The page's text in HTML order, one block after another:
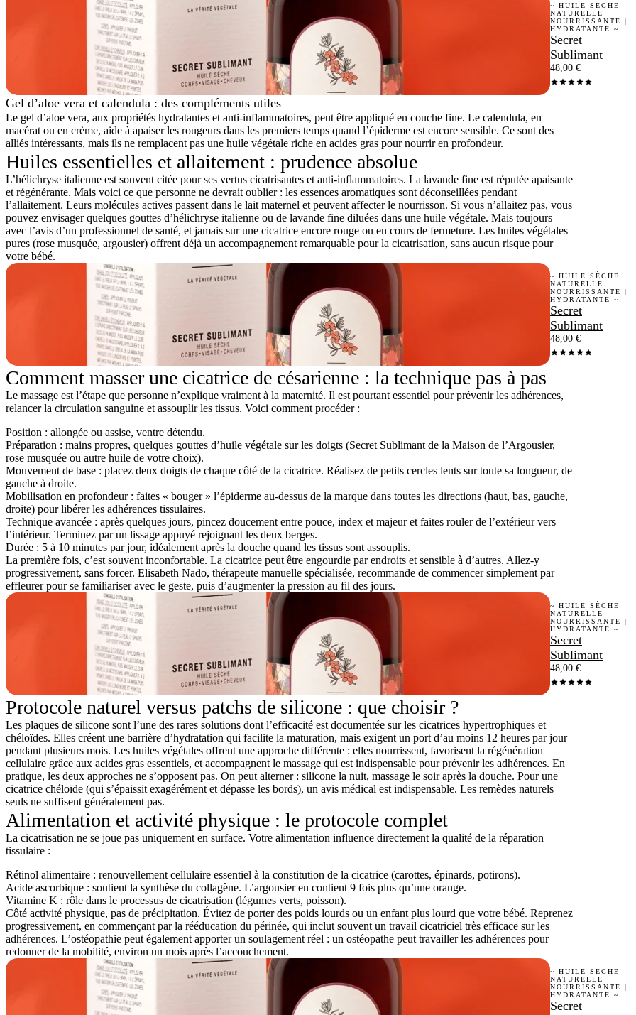
~ HUILE SÈCHE
NATURELLE
NOURRISSANTE |
HYDRATANTE ~
Secret
Sublimant
48,00 €
Gel d’aloe vera et calendula : des compléments utiles
Le gel d’aloe vera, aux propriétés hydratantes et anti-inflammatoires, peut être appliqué en couche fine. Le calendula, en
macérat ou en crème, aide à apaiser les rougeurs dans les premiers temps quand l’épiderme est encore sensible. Ce sont des
alliés intéressants, mais ils ne remplacent pas une huile végétale riche en acides gras pour nourrir en profondeur.
Huiles essentielles et allaitement : prudence absolue
L’hélichryse italienne est souvent citée pour ses vertus cicatrisantes et anti-inflammatoires. La lavande fine est réputée apaisante
et régénérante. Mais voici ce que personne ne devrait oublier : les essences aromatiques sont déconseillées pendant
l’allaitement. Leurs molécules actives passent dans le lait maternel et peuvent affecter le nourrisson. Si vous n’allaitez pas, vous
pouvez envisager quelques gouttes d’hélichryse italienne ou de lavande fine diluées dans une huile végétale. Mais toujours
avec l’avis d’un professionnel de santé, et jamais sur une cicatrice encore rouge ou en cours de fermeture. Les huiles végétales
pures (rose musquée, argousier) offrent déjà un accompagnement remarquable pour la cicatrisation, sans aucun risque pour
votre bébé.
~ HUILE SÈCHE
NATURELLE
NOURRISSANTE |
HYDRATANTE ~
Secret
Sublimant
48,00 €
Comment masser une cicatrice de césarienne : la technique pas à pas
Le massage est l’étape que personne n’explique vraiment à la maternité. Il est pourtant essentiel pour prévenir les adhérences,
relancer la circulation sanguine et assouplir les tissus. Voici comment procéder :
Position : allongée ou assise, ventre détendu.
Préparation : mains propres, quelques gouttes d’huile végétale sur les doigts (Secret Sublimant de la Maison de l’Argousier,
rose musquée ou autre huile de votre choix).
Mouvement de base : placez deux doigts de chaque côté de la cicatrice. Réalisez de petits cercles lents sur toute sa longueur, de
gauche à droite.
Mobilisation en profondeur: faites « bouger » l’épiderme au-dessus de la marque dans toutes les directions (haut, bas, gauche,
droite) pour libérer les adhérences tissulaires.
Technique avancée : après quelques jours, pincez doucement entre pouce, index et majeur et faites rouler de l’extérieur vers
l’intérieur. Terminez par un lissage appuyé rejoignant les deux berges.
Durée : 5 à 10 minutes par jour, idéalement après la douche quand les tissus sont assouplis.
La première fois, c’est souvent inconfortable. La cicatrice peut être engourdie par endroits et sensible à d’autres. Allez-y
progressivement, sans forcer. Elisabeth Nado, thérapeute manuelle spécialisée, recommande de commencer simplement par
effleurer pour se familiariser avec le geste, puis d’augmenter la pression au fil des jours.
~ HUILE SÈCHE
NATURELLE
NOURRISSANTE |
HYDRATANTE ~
Secret
Sublimant
48,00 €
Protocole naturel versus patchs de silicone : que choisir ?
Les plaques de silicone sont l’une des rares solutions dont l’efficacité est documentée sur les cicatrices hypertrophiques et
chéloïdes. Elles créent une barrière d’hydratation qui facilite la maturation, mais exigent un port d’au moins 12 heures par jour
pendant plusieurs mois. Les huiles végétales offrent une approche différente : elles nourrissent, favorisent la régénération
cellulaire grâce aux acides gras essentiels, et accompagnent le massage qui est indispensable pour prévenir les adhérences. En
pratique, les deux approches ne s’opposent pas. On peut alterner : silicone la nuit, massage le soir après la douche. Pour une
cicatrice chéloïde (qui s’épaissit exagérément et dépasse les bords), un avis médical est indispensable. Les remèdes naturels
seuls ne suffisent généralement pas.
Alimentation et activité physique : le protocole complet
La cicatrisation ne se joue pas uniquement en surface. Votre alimentation influence directement la qualité de la réparation
tissulaire :
Rétinol alimentaire : renouvellement cellulaire essentiel à la constitution de la cicatrice (carottes, épinards, potirons).
Acide ascorbique : soutient la synthèse du collagène. L’argousier en contient 9 fois plus qu’une orange.
Vitamine K : rôle dans le processus de cicatrisation (légumes verts, poisson).
Côté activité physique, pas de précipitation. Évitez de porter des poids lourds ou un enfant plus lourd que votre bébé. Reprenez
progressivement, en commençant par la rééducation du périnée, qui inclut souvent un travail cicatriciel très efficace sur les
adhérences. L’ostéopathie peut également apporter un soulagement réel : un ostéopathe peut travailler les adhérences pour
redonner de la mobilité, environ un mois après l’accouchement.
~ HUILE SÈCHE
NATURELLE
NOURRISSANTE |
HYDRATANTE ~
Secret